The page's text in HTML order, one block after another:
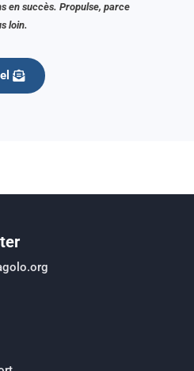
en succès. Propulse, parce
loin.